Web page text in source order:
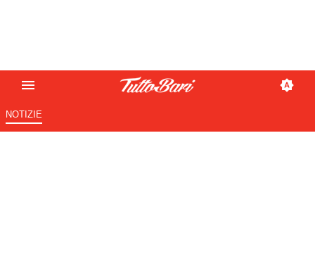
NOTIZIE